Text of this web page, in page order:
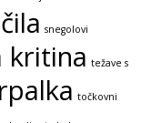
snegolovi
kritina težave s
točkovni